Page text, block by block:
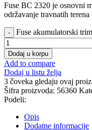
Fuse BC 2320 je osnovni
održavanje travnatih
Fuse akumulatorski
Dodaj u korpu
Add to compare
Dodaj u listu želja
3 čoveka gledaju ovaj
Šifra proizvoda: 56360
Podeli:
Opis
Dodatne informacije